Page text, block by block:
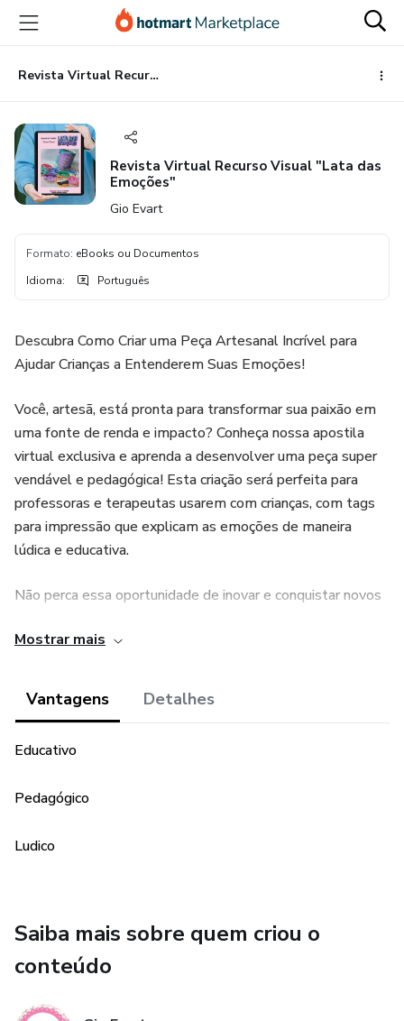
para
conteúdo
principal
para
pagamento
para
rodapé
Revista Virtual Recurso Visual "Lata das Emoções"
Revista Virtual Recurso Visual "Lata das
Emoções"
Gio Evart
Formato: eBooks ou Documentos
Idioma: Português
Descubra Como Criar uma Peça Artesanal Incrível para
Ajudar Crianças a Entenderem Suas Emoções!
Você, artesã, está pronta para transformar sua paixão em
uma fonte de renda e impacto? Conheça nossa apostila
virtual exclusiva e aprenda a desenvolver uma peça super
vendável e pedagógica! Esta criação será perfeita para
professoras e terapeutas usarem com crianças, com tags
para impressão que explicam as emoções de maneira
lúdica e educativa.
Não perca essa oportunidade de inovar e conquistar novos
Mostrar mais
Vantagens Detalhes
Educativo
Pedagógico
Ludico
Saiba mais sobre quem criou o
conteúdo